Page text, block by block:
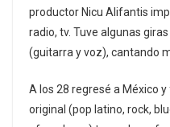
productor Nicu Alifantis
radio, tv. Tuve algunas
(guitarra y voz), cantando
A los 28 regresé a México
original (pop latino, rock,